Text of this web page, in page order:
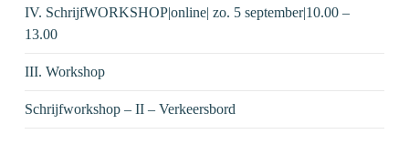
IV. SchrijfWORKSHOP|online| zo. 5 september|10.00 –
13.00
III. Workshop
Schrijfworkshop – II – Verkeersbord